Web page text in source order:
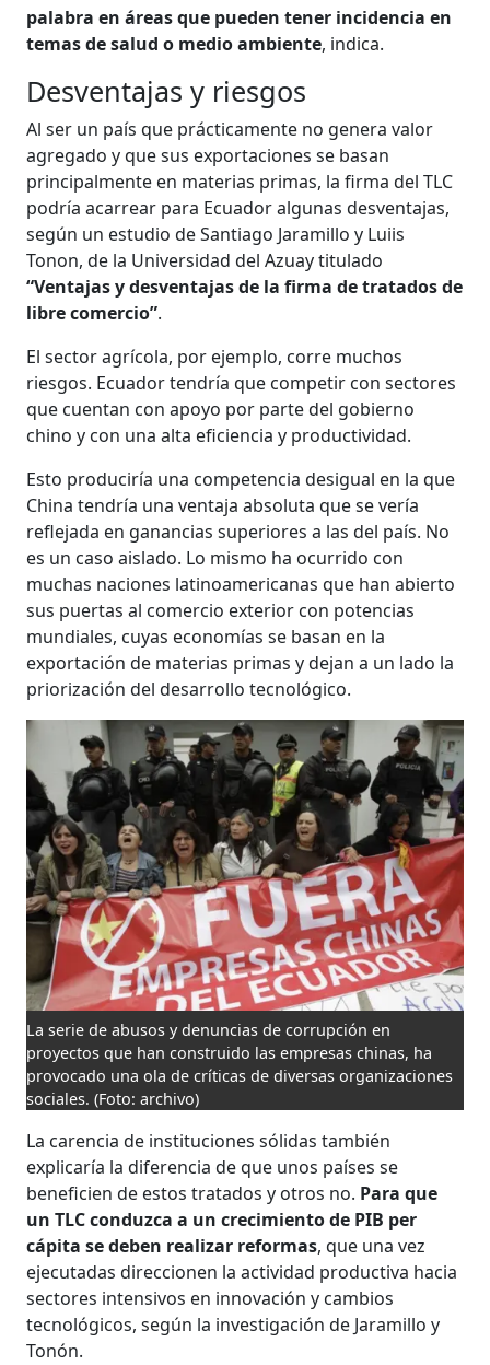
palabra en áreas que pueden tener incidencia en
temas de salud o medio ambiente, indica.
Desventajas y riesgos
Al ser un país que prácticamente no genera valor
agregado y que sus exportaciones se basan
principalmente en materias primas, la firma del TLC
podría acarrear para Ecuador algunas desventajas,
según un estudio de Santiago Jaramillo y Luiis
Tonon, de la Universidad del Azuay titulado
“Ventajas y desventajas de la firma de tratados de
libre comercio”.
El sector agrícola, por ejemplo, corre muchos
riesgos. Ecuador tendría que competir con sectores
que cuentan con apoyo por parte del gobierno
chino y con una alta eficiencia y productividad.
Esto produciría una competencia desigual en la que
China tendría una ventaja absoluta que se vería
reflejada en ganancias superiores a las del país. No
es un caso aislado. Lo mismo ha ocurrido con
muchas naciones latinoamericanas que han abierto
sus puertas al comercio exterior con potencias
mundiales, cuyas economías se basan en la
exportación de materias primas y dejan a un lado la
priorización del desarrollo tecnológico.
La serie de abusos y denuncias de corrupción en
proyectos que han construido las empresas chinas, ha
provocado una ola de críticas de diversas organizaciones
sociales.(Foto: archivo)
La carencia de instituciones sólidas también
explicaría la diferencia de que unos países se
beneficien de estos tratados y otros no. Para que
un TLC conduzca a un crecimiento de PIB per
cápita se deben realizar reformas, que una vez
ejecutadas direccionen la actividad productiva hacia
sectores intensivos en innovación y cambios
tecnológicos, según la investigación de Jaramillo y
Tonón.